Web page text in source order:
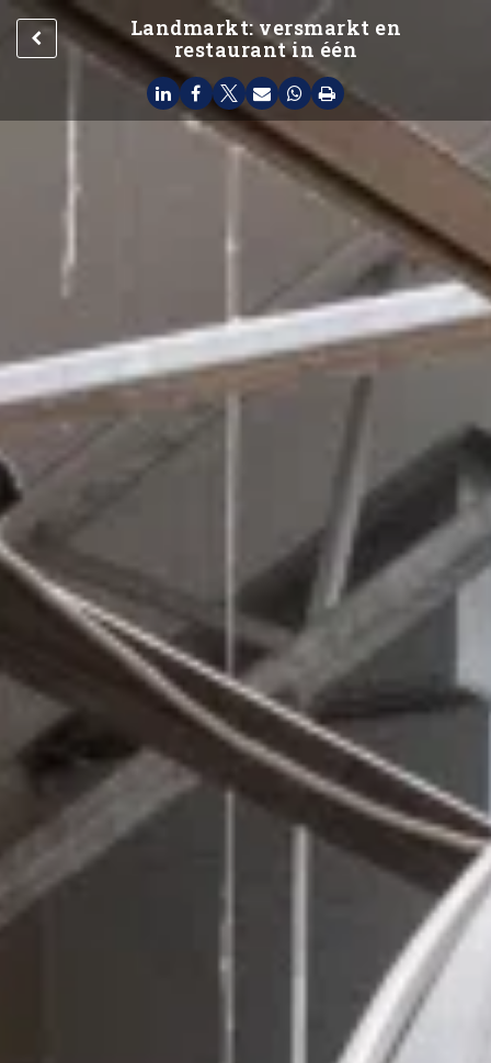
Landmarkt: versmarkt en
restaurant in één